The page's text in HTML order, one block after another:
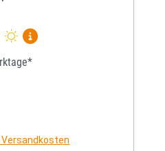
Mehr Informationen zum
Versandkosten